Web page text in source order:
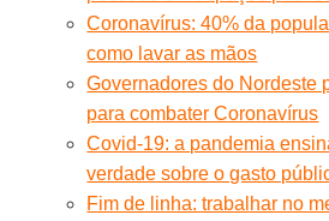
Coronavírus: 40% da
como lavar as mãos
Governadores do Nordeste
para combater Coronavírus
Covid-19: a pandemia
verdade sobre o gasto
Fim de linha: trabalhar no